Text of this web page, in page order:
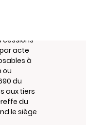
avenue
cessions
acte
à
ou
du
aux tiers
du
le siège